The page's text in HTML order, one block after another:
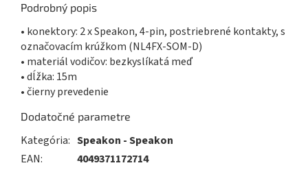
Podrobný popis
• konektory: 2 x Speakon, 4-pin, postriebrené kontakty, s
označovacím krúžkom (NL4FX-SOM-D)
• materiál vodičov: bezkyslíkatá meď
• dĺžka: 15m
• čierny prevedenie
Dodatočné parametre
Kategória: Speakon - Speakon
EAN: 4049371172714